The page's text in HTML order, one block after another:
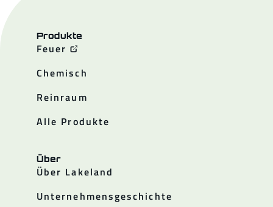
Produkte
Feuer
Chemisch
Reinraum
Alle Produkte
Über
Über Lakeland
Unternehmensgeschichte